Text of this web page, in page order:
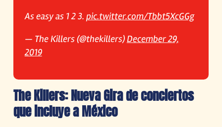
As easy as 1 2 3. pic.twitter.com/Tbbt5XcGGg
— The Killers (@thekillers)December 29,
2019
The Killers: Nueva Gira de conciertos
que incluye a México